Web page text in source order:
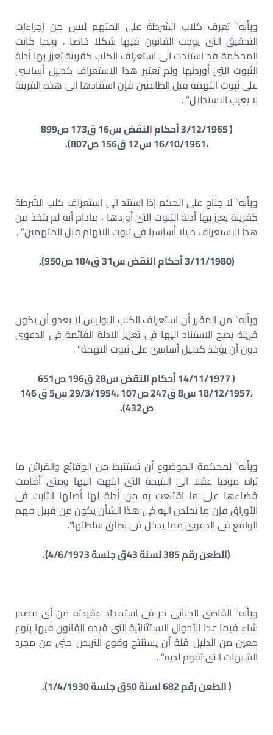
وبأنه” تعرف كلاب الشرطة على المتهم ليس من إجراءات
التحقيق التى يوجب القانون فيها شكلا خاصا . ولما كانت
المحكمة قد استندت الى استعراف الكلب كقرينة تعزز بها أدلة
الثبوت التى أوردتها ولم تعتبر هذا الاستعراف كدليل أساسى
على ثبوت التهمة قبل الطاعنين فإن استنادها الى هذه القرينة
لا يعيب الاستدلال” .
( 3/12/1965 أحكام النقض س16 ق173 ص899
،16/10/1961 س12 ق156 ص807).
وبأنه” لا جناح على الحكم إذا استند الى استعراف كلب الشرطة
كقرينة يعزز بها أدلة الثبوت التى أوردها ، مادام أنه لم يتخذ من
هذا الاستعراف دليلا أساسيا فى ثبوت الاتهام قبل المتهمين” .
(3/11/1980 أحكام النقض س31 ق184 ص950).
وبأنه” من المقرر أن استعراف الكلب البوليس لا يعدو أن يكون
قرينة يصح الاستناد اليها فى تعزيز الادلة القائمة فى الدعوى
دون أن يؤخذ كدليل أساسى على ثبوت التهمة” .
( 14/11/1977 أحكام النقض س28 ق196 ص651
،18/12/1957 س8 ق247 ص107 ،29/3/1954 س5 ق 146
ص432).
وبأنه” لمحكمة الموضوع أن تستنبط من الوقائع والقرائن ما
تراه موديا عقلا الى النتيجة التى انتهت اليها ومتى أقامت
قضاءها على ما اقتنعت به من أدلة لها أصلها الثابت فى
الأوراق فإن ما تخلص اليه فى هذا الشأن يكون من قبيل فهم
الواقع فى الدعوى مما يدخل فى نطاق سلطتها”.
(الطعن رقم 385 لسنة 43ق جلسة 4/6/1973).
وبأنه” القاضى الجنائى حر فى استمداد عقيدته من أى مصدر
شاء فيما عدا الأحوال الاستثنائية التى قيده القانون فيها بنوع
معين من الدليل قلة أن يستنتج وقوع التربص حتى من مجرد
الشبهات التى تقوم لديه” .
( الطعن رقم 682 لسنة 50ق جلسة 1/4/1930).